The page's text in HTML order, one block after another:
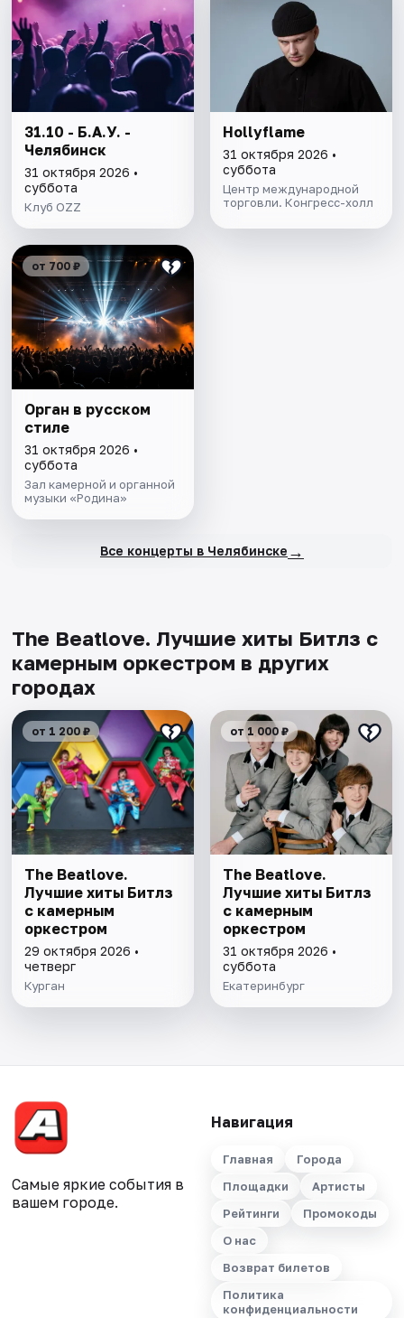
31.10 - Б.А.У. -
Челябинск
31 октября 2026 •
суббота
Клуб OZZ
Hollyflame
31 октября 2026 •
суббота
Центр международной
торговли. Конгресс-холл
от 700 ₽
Орган в русском
стиле
31 октября 2026 •
суббота
Зал камерной и органной
музыки «Родина»
Все концерты в Челябинске →
The Beatlove. Лучшие хиты Битлз с
камерным оркестром в других
городах
от 1 200 ₽
The Beatlove.
Лучшие хиты Битлз
с камерным
оркестром
29 октября 2026 •
четверг
Курган
от 1 000 ₽
The Beatlove.
Лучшие хиты Битлз
с камерным
оркестром
31 октября 2026 •
суббота
Екатеринбург
Самые яркие события в
вашем городе.
Навигация
Главная
Города
Площадки
Артисты
Рейтинги
Промокоды
О нас
Возврат билетов
Политика
конфиденциальности